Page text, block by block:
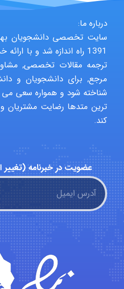
درباره ما:
سایت تخصصی دانشجویان
1391 راه اندازه شد و با
ترجمه مقالات تخصصی,
مرجع, برای دانشجویان و
شناخته شود و همواره سعی می
ترین متدها رضایت مشتریان و
کند.
عضویت در خبرنامه